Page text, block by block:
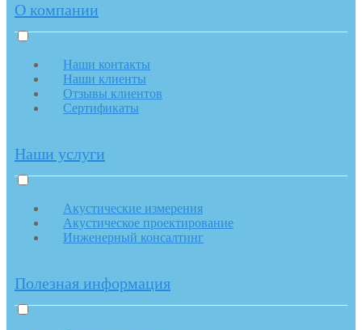
О компании
Наши контакты
Наши клиенты
Отзывы клиентов
Сертификаты
Наши услуги
Акустические измерения
Акустическое проектирование
Инженерный консалтинг
Полезная информация